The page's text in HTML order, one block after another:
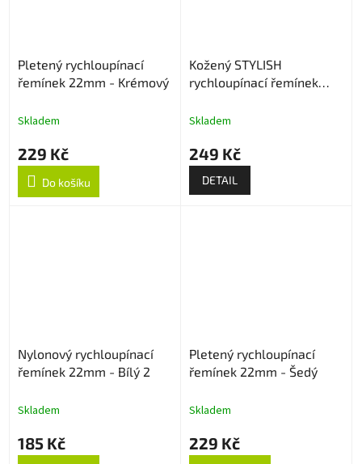
Pletený rychloupínací
řemínek 22mm - Krémový
Skladem
229 Kč
Do košíku
Kožený STYLISH
rychloupínací řemínek
Skladem
249 Kč
DETAIL
Nylonový rychloupínací
řemínek 22mm - Bílý 2
Skladem
185 Kč
Pletený rychloupínací
řemínek 22mm - Šedý
Skladem
229 Kč